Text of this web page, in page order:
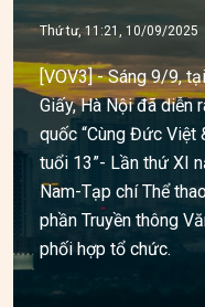
Thứ tư, 11:21, 10/09/2025
[VOV3] - Sáng 9/9,
Giấy, Hà Nội đã diễn
quốc “Cùng Đức Việt
tuổi 13”- Lần thứ XI
Nam-Tạp chí Thể
phần Truyền thông
phối hợp tổ chức.